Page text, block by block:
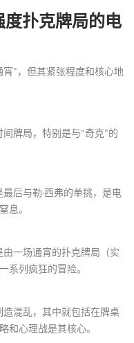
扑克牌局的电
”，但其紧张程度和核心地
牌局，特别是与“奇克”的
后与勒·西弗的单挑，是电
息。
一场通宵的扑克牌局（实
系列疯狂的冒险。
混乱，其中就包括在牌桌
和心理战是其核心。